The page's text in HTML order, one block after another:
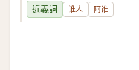
近義詞 谁人 阿谁